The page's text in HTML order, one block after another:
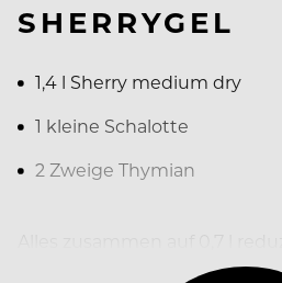
SHERRYGEL
1,4 l Sherry medium dry
1 kleine Schalotte
2 Zweige Thymian
„Amontillado“ hinzufügen.